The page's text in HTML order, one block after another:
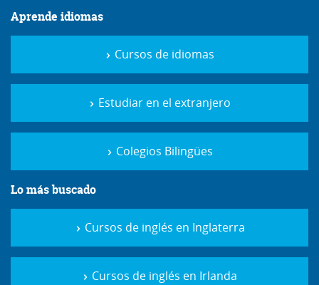
Aprende idiomas
Cursos de idiomas
Estudiar en el extranjero
Colegios Bilingües
Lo más buscado
Cursos de inglés en Inglaterra
Cursos de inglés en Irlanda